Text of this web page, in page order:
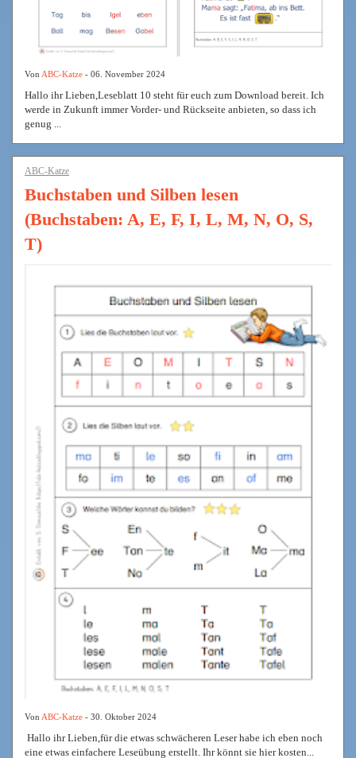
VonABC-Katze - 06. November 2024
Hallo ihr Lieben,Leseblatt 10 steht für euch zum Download bereit. Ich
werde in Zukunft immer Vorder- und Rückseite anbieten, so dass ich
genug ...
ABC-Katze
Buchstaben und Silben lesen
(Buchstaben: A, E, F, I, L, M, N, O, S,
T)
Von ABC-Katze - 30. Oktober 2024
Hallo ihr Lieben,für die etwas schwächeren Leser habe ich eben noch
eine etwas einfachere Leseübung erstellt. Ihr könnt sie hier kosten...